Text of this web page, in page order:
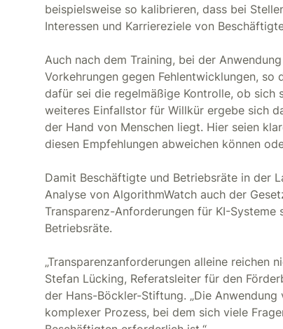
beispielsweise so kalibrieren, dass bei
Interessen und Karriereziele von
Auch nach dem Training, bei der
Vorkehrungen gegen Fehlentwicklungen,
dafür sei die regelmäßige Kontrolle, ob sich
weiteres Einfallstor für Willkür ergebe sich
der Hand von Menschen liegt. Hier seien
diesen Empfehlungen abweichen können
Damit Beschäftigte und Betriebsräte in der
Analyse von AlgorithmWatch auch der
Transparenz-Anforderungen für KI-
Betriebsräte.
„Transparenzanforderungen alleine reichen
Stefan Lücking, Referatsleiter für den
der Hans-Böckler-Stiftung. „Die Anwendung
komplexer Prozess, bei dem sich viele